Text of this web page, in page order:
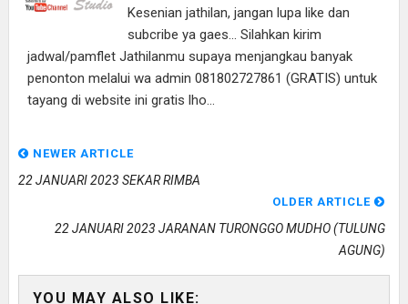
Kesenian jathilan, jangan lupa like dan
subcribe ya gaes... Silahkan kirim
jadwal/pamflet Jathilanmu supaya menjangkau banyak
penonton melalui wa admin 081802727861 (GRATIS) untuk
tayang di website ini gratis lho...
NEWER ARTICLE
22 JANUARI 2023 SEKAR RIMBA
OLDER ARTICLE
22 JANUARI 2023 JARANAN TURONGGO MUDHO (TULUNG
AGUNG)
YOU MAY ALSO LIKE: